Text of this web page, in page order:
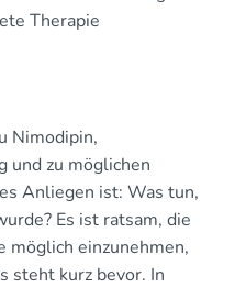
Therapie
Nimodipin,
und zu möglichen
Anliegen ist: Was tun,
Es ist ratsam, die
möglich einzunehmen,
steht kurz bevor. In